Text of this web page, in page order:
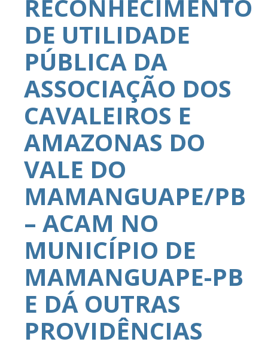
RECONHECIMENTO
DE UTILIDADE
PÚBLICA DA
ASSOCIAÇÃO DOS
CAVALEIROS E
AMAZONAS DO
VALE DO
MAMANGUAPE/PB
– ACAM NO
MUNICÍPIO DE
MAMANGUAPE-PB
E DÁ OUTRAS
PROVIDÊNCIAS